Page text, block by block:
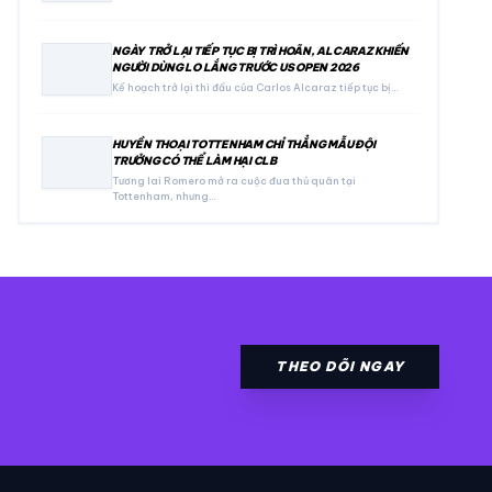
NGÀY TRỞ LẠI TIẾP TỤC BỊ TRÌ HOÃN, ALCARAZ KHIẾN
NGƯỜI DÙNG LO LẮNG TRƯỚC US OPEN 2026
Kế hoạch trở lại thi đấu của Carlos Alcaraz tiếp tục bị…
HUYỀN THOẠI TOTTENHAM CHỈ THẲNG MẪU ĐỘI
TRƯỞNG CÓ THỂ LÀM HẠI CLB
Tương lai Romero mở ra cuộc đua thủ quân tại
Tottenham, nhưng…
THEO DÕI NGAY